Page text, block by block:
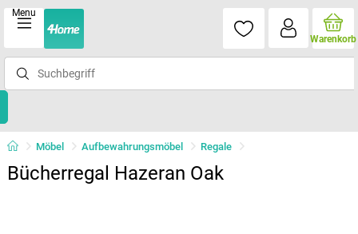
Menu
Warenkorb
Möbel Aufbewahrungsmöbel Regale
Bücherregal Hazeran Oak